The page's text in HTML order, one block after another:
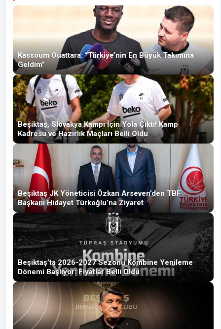
Kassoum Ouattara: “Türkiye’nin En Büyük Takımına
Geldim”
Beşiktaş, Slovakya Kampı İçin Yola Çıktı! Kamp
Kadrosu ve Hazırlık Maçları Belli Oldu
Beşiktaş JK Yöneticisi Özkan Arseven’den TBF
Başkanı Hidayet Türkoğlu’na Ziyaret
Beşiktaş’ta 2026-2027 Sezonu Kombine Yenileme
Dönemi Başlıyor: Fiyatlar Belli Oldu